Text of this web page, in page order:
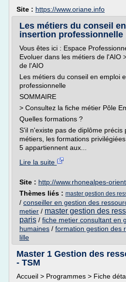
Site : https://www.oriane.info
Les métiers du conseil
insertion professionnelle
Vous êtes ici : Espace
Evoluer dans les métiers de l'AIO
de l'AIO
Les métiers du conseil en emploi
professionnelle
SOMMAIRE
> Consultez la fiche métier Pôle
Quelles formations ?
S'il n'existe pas de diplôme précis
métiers, les formations
5 appartiennent aux...
Lire la suite
Site : http://www.rhonealpes-
Thèmes liés : master gestion des
/ conseiller en gestion des
metier / master gestion des
paris / fiche metier consultant en
humaines / formation gestion des
lille
Master 1 Gestion des
- TSM
Accueil > Programmes > Fiche